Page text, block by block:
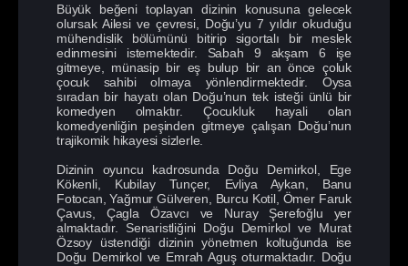
Büyük beğeni toplayan dizinin konusuna gelecek
olursak Ailesi ve çevresi, Doğu’yu 7 yıldır okuduğu
mühendislik bölümünü bitirip sigortalı bir meslek
edinmesini istemektedir. Sabah 9 akşam 6 işe
gitmeye, münasip bir eş bulup bir an önce çoluk
çocuk sahibi olmaya yönlendirmektedir. Oysa
sıradan bir hayatı olan Doğu’nun tek isteği ünlü bir
komedyen olmaktır. Çocukluk hayali olan
komedyenliğin peşinden gitmeye çalışan Doğu’nun
trajikomik hikayesi sizlerle.
Dizinin oyuncu kadrosunda Doğu Demirkol, Ege
Kökenli, Kubilay Tunçer, Evliya Aykan, Banu
Fotocan, Yağmur Gülveren, Burcu Kotil, Ömer Faruk
Çavus, Çagla Özavcı ve Nuray Şerefoğlu yer
almaktadır. Senaristliğini Doğu Demirkol ve Murat
Özsoy üstendiği dizinin yönetmen koltuğunda ise
Doğu Demirkol ve Emrah Aguş oturmaktadır. Doğu